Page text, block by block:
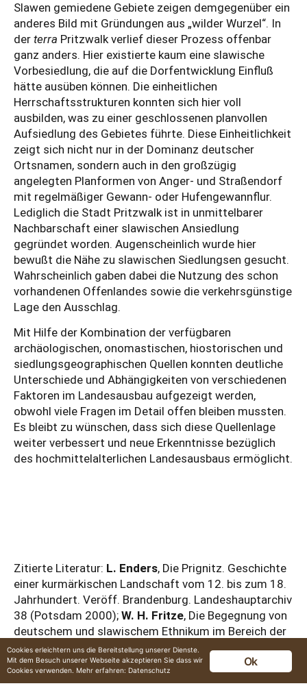
Slawen gemiedene Gebiete zeigen demgegenüber ein
anderes Bild mit Gründungen aus „wilder Wurzel“. In
der terra Pritzwalk verlief dieser Prozess offenbar
ganz anders. Hier existierte kaum eine slawische
Vorbesiedlung, die auf die Dorfentwicklung Einfluß
hätte ausüben können. Die einheitlichen
Herrschaftsstrukturen konnten sich hier voll
ausbilden, was zu einer geschlossenen planvollen
Aufsiedlung des Gebietes führte. Diese Einheitlichkeit
zeigt sich nicht nur in der Dominanz deutscher
Ortsnamen, sondern auch in den großzügig
angelegten Planformen von Anger- und Straßendorf
mit regelmäßiger Gewann- oder Hufengewannflur.
Lediglich die Stadt Pritzwalk ist in unmittelbarer
Nachbarschaft einer slawischen Ansiedlung
gegründet worden. Augenscheinlich wurde hier
bewußt die Nähe zu slawischen Siedlungsen gesucht.
Wahrscheinlich gaben dabei die Nutzung des schon
vorhandenen Offenlandes sowie die verkehrsgünstige
Lage den Ausschlag.
Mit Hilfe der Kombination der verfügbaren
archäologischen, onomastischen, hiostorischen und
siedlungsgeographischen Quellen konnten deutliche
Unterschiede und Abhängigkeiten von verschiedenen
Faktoren im Landesausbau aufgezeigt werden,
obwohl viele Fragen im Detail offen bleiben mussten.
Es bleibt zu wünschen, dass sich diese Quellenlage
weiter verbessert und neue Erkenntnisse bezüglich
des hochmittelalterlichen Landesausbaus ermöglicht.
Zitierte Literatur: L. Enders, Die Prignitz. Geschichte
einer kurmärkischen Landschaft vom 12. bis zum 18.
Jahrhundert. Veröff. Brandenburg. Landeshauptarchiv
38 (Potsdam 2000); W. H. Fritze, Die Begegnung von
deutschem und slawischem Ethnikum im Bereich der
hochmittelalterlichen Ostsiedlung.
Siedlungsforschung 2, 1984, 187-219;
E. Gringmuth-
Ok
Cookies erleichtern uns die Bereitstellung unserer Dienste.
Mit dem Besuch unserer Webseite akzeptieren Sie dass wir
Cookies verwenden. Mehr erfahren: Datenschutz